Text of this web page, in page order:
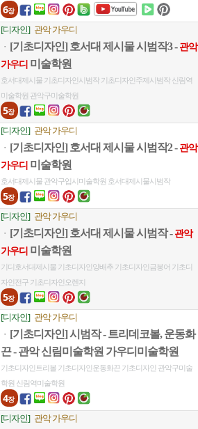
6장
[디자인] 관악 가우디
ㆍ [기초디자인] 호서대 제시물 시범작3 - 관악
가우디 미술학원
호서대제시물 기초디자인시범작 기초디자인주제시범작 신림역
미술학원 관악구미술학원
5장
[디자인] 관악 가우디
ㆍ [기초디자인] 호서대 제시물 시범작2 - 관악
가우디 미술학원
호서대제시물 관악구입시미술학원 호서대제시물시범작
5장
[디자인] 관악 가우디
ㆍ [기초디자인] 호서대 제시물 시범작 - 관악
가우디 미술학원
기디호서대제시물 기초디자인양배추 기초디자인금붕어 기초디
자인전구 기초디자인오렌지
5장
[디자인] 관악 가우디
ㆍ [기초디자인] 시범작 - 트리데코볼, 운동화
끈 - 관악 신림미술학원 가우디미술학원
기초디자인트리볼 기초디자인운동화끈 기초디자인 관악구미술
학원 신림역미술학원
4장
[디자인] 관악 가우디